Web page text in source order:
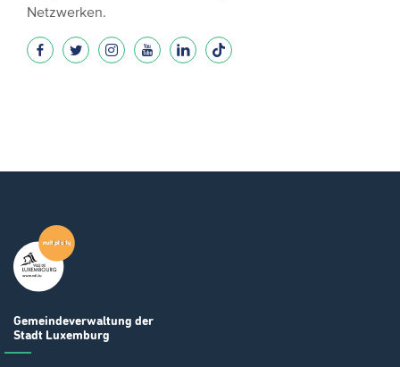
Netzwerken.
Gemeindeverwaltung der
Stadt Luxemburg